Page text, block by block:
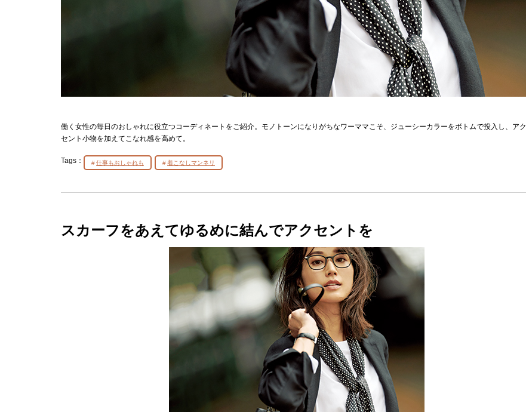
働く女性の毎日のおしゃれに役立つコーディネートをご紹介。モノトーンになりがちなワーママこそ、ジューシーカラーをボトムで投入し、アク
セント小物を加えてこなれ感を高めて。
Tags： 仕事もおしゃれも 着こなしマンネリ
スカーフをあえてゆるめに結んでアクセントを